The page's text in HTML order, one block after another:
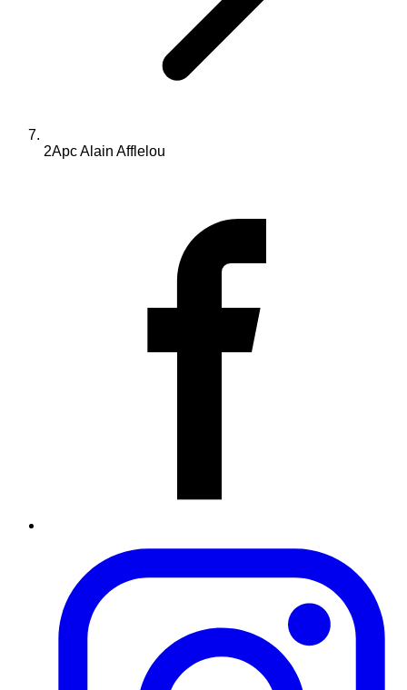
2Apc Alain Afflelou